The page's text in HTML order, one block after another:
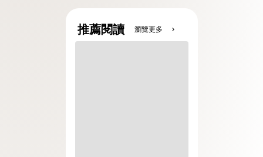
推薦閱讀 瀏覽更多 chevron_right